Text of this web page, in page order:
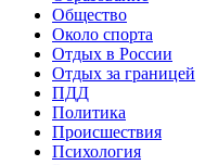
Общество
Около спорта
Отдых в России
Отдых за границей
ПДД
Политика
Происшествия
Психология